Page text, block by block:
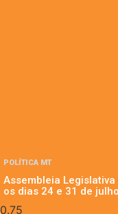
POLÍTICA MT
Assembleia
os dias 24 e 31 de julho